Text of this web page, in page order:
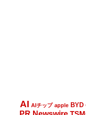
AI AIチップ apple BYD